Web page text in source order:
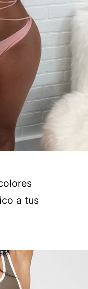
a tus